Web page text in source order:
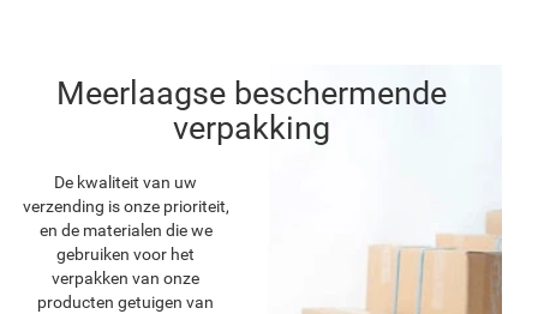
Meerlaagse beschermende
verpakking
De kwaliteit van uw
verzending is onze prioriteit,
en de materialen die we
gebruiken voor het
verpakken van onze
producten getuigen van